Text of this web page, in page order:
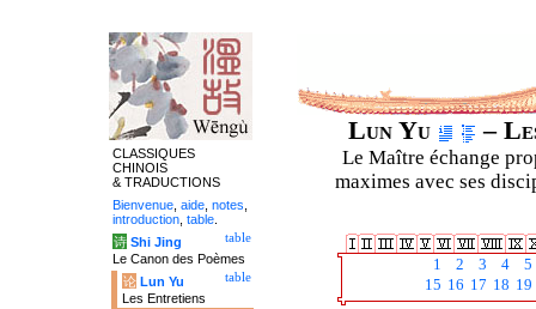
Lun Yu –
Le Maître échange
maximes avec ses
1 2 3 4
5
15 16 17 18 19
CLASSIQUES
CHINOIS
& TRADUCTIONS
Bienvenue aide notes
introduction table
table
诗 Shi Jing
Le Canon des Poèmes
table
论 Lun Yu
Les Entretiens